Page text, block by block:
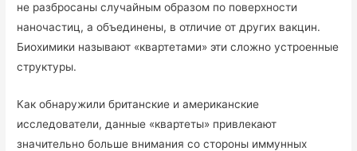
не разбросаны случайным образом по поверхности
наночастиц, а объединены, в отличие от других вакцин.
Биохимики называют «квартетами» эти сложно устроенные
структуры.
Как обнаружили британские и американские
исследователи, данные «квартеты» привлекают
значительно больше внимания со стороны иммунных